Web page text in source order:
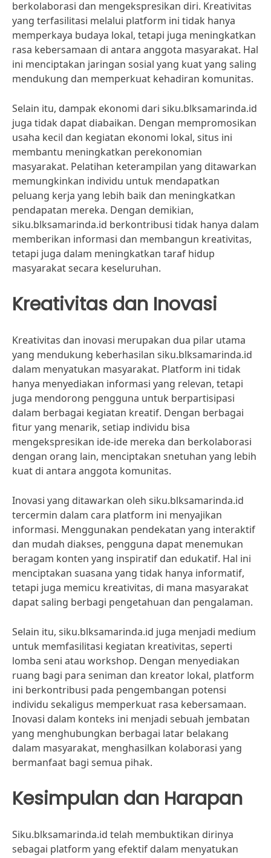
berkolaborasi dan mengekspresikan diri. Kreativitas
yang terfasilitasi melalui platform ini tidak hanya
memperkaya budaya lokal, tetapi juga meningkatkan
rasa kebersamaan di antara anggota masyarakat. Hal
ini menciptakan jaringan sosial yang kuat yang saling
mendukung dan memperkuat kehadiran komunitas.
Selain itu, dampak ekonomi dari siku.blksamarinda.id
juga tidak dapat diabaikan. Dengan mempromosikan
usaha kecil dan kegiatan ekonomi lokal, situs ini
membantu meningkatkan perekonomian
masyarakat. Pelatihan keterampilan yang ditawarkan
memungkinkan individu untuk mendapatkan
peluang kerja yang lebih baik dan meningkatkan
pendapatan mereka. Dengan demikian,
siku.blksamarinda.id berkontribusi tidak hanya dalam
memberikan informasi dan membangun kreativitas,
tetapi juga dalam meningkatkan taraf hidup
masyarakat secara keseluruhan.
Kreativitas dan Inovasi
Kreativitas dan inovasi merupakan dua pilar utama
yang mendukung keberhasilan siku.blksamarinda.id
dalam menyatukan masyarakat. Platform ini tidak
hanya menyediakan informasi yang relevan, tetapi
juga mendorong pengguna untuk berpartisipasi
dalam berbagai kegiatan kreatif. Dengan berbagai
fitur yang menarik, setiap individu bisa
mengekspresikan ide-ide mereka dan berkolaborasi
dengan orang lain, menciptakan snetuhan yang lebih
kuat di antara anggota komunitas.
Inovasi yang ditawarkan oleh siku.blksamarinda.id
tercermin dalam cara platform ini menyajikan
informasi. Menggunakan pendekatan yang interaktif
dan mudah diakses, pengguna dapat menemukan
beragam konten yang inspiratif dan edukatif. Hal ini
menciptakan suasana yang tidak hanya informatif,
tetapi juga memicu kreativitas, di mana masyarakat
dapat saling berbagi pengetahuan dan pengalaman.
Selain itu, siku.blksamarinda.id juga menjadi medium
untuk memfasilitasi kegiatan kreativitas, seperti
lomba seni atau workshop. Dengan menyediakan
ruang bagi para seniman dan kreator lokal, platform
ini berkontribusi pada pengembangan potensi
individu sekaligus memperkuat rasa kebersamaan.
Inovasi dalam konteks ini menjadi sebuah jembatan
yang menghubungkan berbagai latar belakang
dalam masyarakat, menghasilkan kolaborasi yang
bermanfaat bagi semua pihak.
Kesimpulan dan Harapan
Siku.blksamarinda.id telah membuktikan dirinya
sebagai platform yang efektif dalam menyatukan